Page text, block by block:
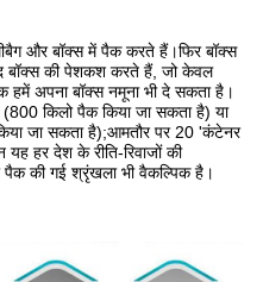
और बॉक्स में पैक करते हैं।फिर बॉक्स
बॉक्स की पेशकश करते हैं, जो केवल
हमें अपना बॉक्स नमूना भी दे सकता है।
किलो पैक किया जा सकता है) या
जा सकता है);आमतौर पर 20 'कंटेनर
हर देश के रीति-रिवाजों की
पैक की गई श्रृंखला भी वैकल्पिक है।